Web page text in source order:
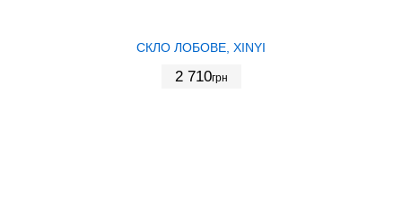
СКЛО ЛОБОВЕ, XINYI
2 710грн